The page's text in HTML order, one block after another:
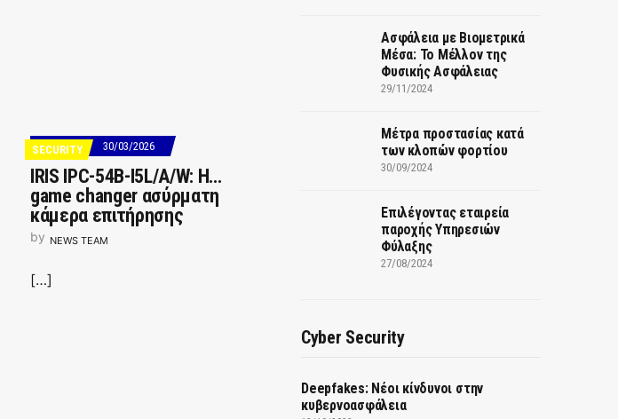
SECURITY 30/03/2026
ΙRIS IPC-54B-I5L/A/W: Η…
game changer ασύρματη
κάμερα επιτήρησης
by NEWS TEAM
[…]
Ασφάλεια με Βιομετρικά
Μέσα: Το Μέλλον της
Φυσικής Ασφάλειας
29/11/2024
Μέτρα προστασίας κατά
των κλοπών φορτίου
30/09/2024
Επιλέγοντας εταιρεία
παροχής Υπηρεσιών
Φύλαξης
27/08/2024
Cyber Security
Deepfakes: Νέοι κίνδυνοι στην
κυβερνοασφάλεια